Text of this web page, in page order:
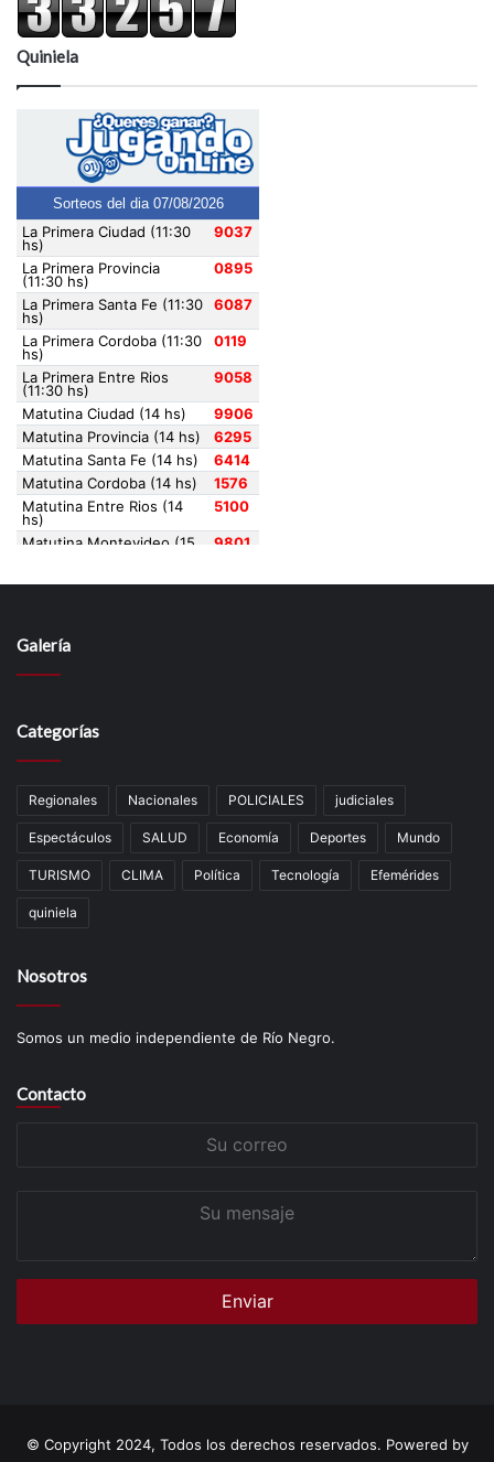
Quiniela
Galería
Categorías
Regionales Nacionales POLICIALES judiciales
Espectáculos SALUD Economía Deportes Mundo
TURISMO CLIMA Política Tecnología Efemérides
quiniela
Nosotros
Somos un medio independiente de Río Negro.
Contacto
© Copyright 2024, Todos los derechos reservados. Powered by